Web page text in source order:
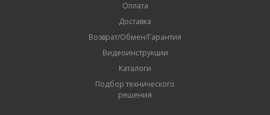
Оплата
Доставка
Возврат/Обмен/Гарантия
Видеоинструкции
Каталоги
Подбор технического
решения